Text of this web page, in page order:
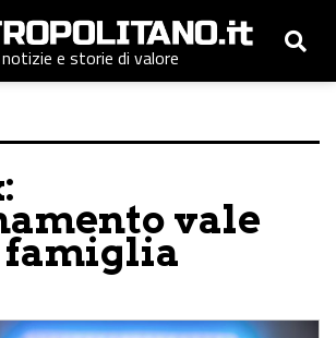
notizie e storie di valore
vale
famiglia